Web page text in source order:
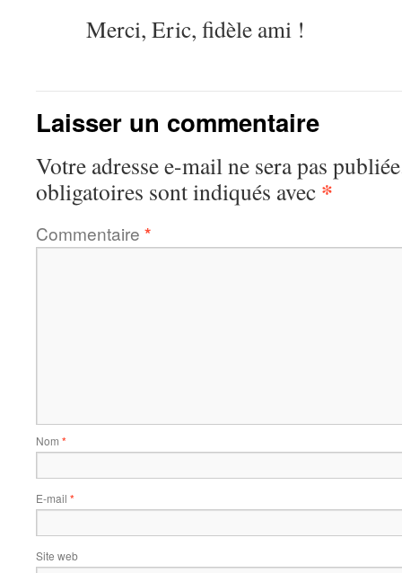
Merci, Eric, fidèle ami !
Laisser un commentaire
Votre adresse e-mail ne sera pas
obligatoires sont indiqués avec *
Commentaire *
Nom *
E-mail *
Site web